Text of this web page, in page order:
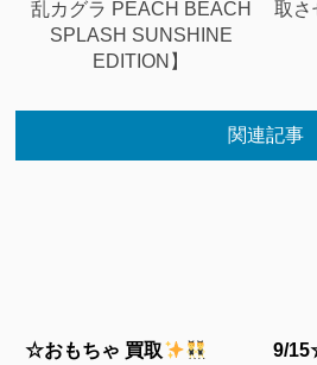
乱カグラ PEACH BEACH
SPLASH SUNSHINE
EDITION】
取さ
関連記事
☆おもちゃ 買取
9/